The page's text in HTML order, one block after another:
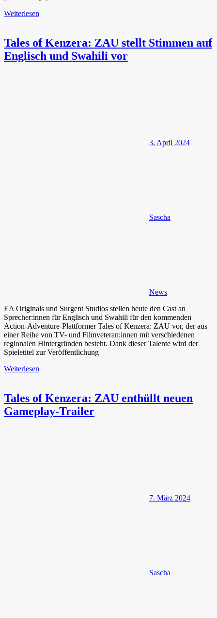
Weiterlesen
Tales of Kenzera: ZAU stellt Stimmen auf
Englisch und Swahili vor
3. April 2024
Sascha
News
EA Originals und Surgent Studios stellen heute den Cast an
Sprecher:innen für Englisch und Swahili für den kommenden
Action-Adventure-Plattformer Tales of Kenzera: ZAU vor, der aus
einer Reihe von TV- und Filmveteran:innen mit verschiedenen
regionalen Hintergründen besteht. Dank dieser Talente wird der
Spieletitel zur Veröffentlichung
Weiterlesen
Tales of Kenzera: ZAU enthüllt neuen
Gameplay-Trailer
7. März 2024
Sascha